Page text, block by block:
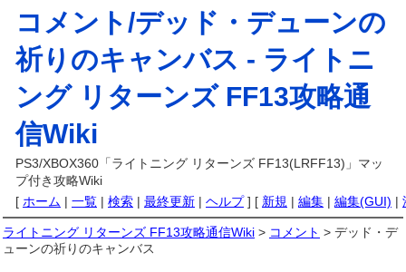
コメント/デッド・デューンの
祈りのキャンバス - ライトニ
ング リターンズ FF13攻略通
信Wiki
PS3/XBOX360「ライトニング リターンズ FF13(LRFF13)」マッ
プ付き攻略Wiki
[ ホーム | 一覧 | 検索 | 最終更新 | ヘルプ] [ 新規 | 編集 | 編集(GUI) |
ライトニング リターンズ FF13攻略通信Wiki > コメント > デッド・デ
ューンの祈りのキャンバス